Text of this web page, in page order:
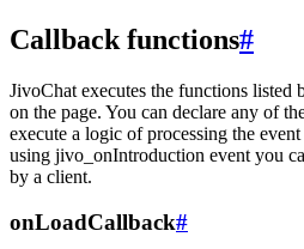
Callback functions#
JivoChat executes the functions listed
on the page. You can declare any of
execute a logic of processing the
using jivo_onIntroduction event you
by a client.
onLoadCallback#